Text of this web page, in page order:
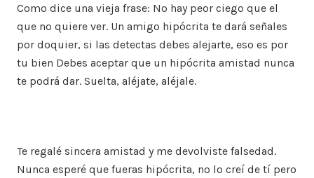
Como dice una vieja frase: No hay peor ciego que el
que no quiere ver. Un amigo hipócrita te dará señales
por doquier, si las detectas debes alejarte, eso es por
tu bien Debes aceptar que un hipócrita amistad nunca
te podrá dar. Suelta, aléjate, aléjale.
Te regalé sincera amistad y me devolviste falsedad.
Nunca esperé que fueras hipócrita, no lo creí de tí pero